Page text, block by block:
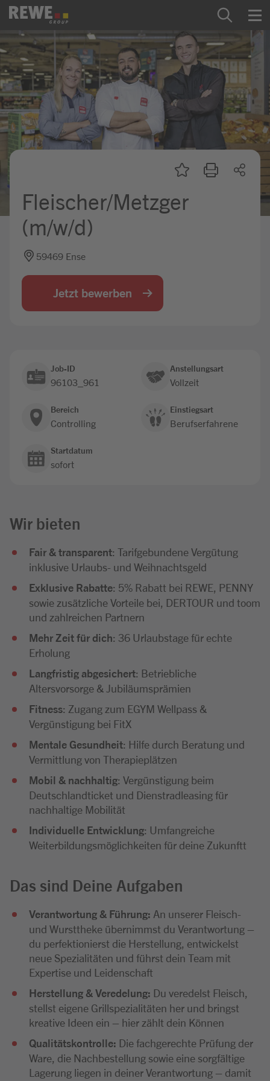
Zum Inhalt springen
Startseite
REWE Group als Arbeitgeber
Ausbildung & Studium
Praktikum & Werkstudium
Mein Kandidat:innenprofil
Fleischer/Metzger
(m/w/d)
59469 Ense
Jetzt bewerben
Job-ID
96103_961
Anstellungsart
Vollzeit
Bereich
Controlling
Einstiegsart
Berufserfahrene
Startdatum
sofort
Wir bieten
Fair & transparent: Tarifgebundene Vergütung
inklusive Urlaubs- und Weihnachtsgeld
Exklusive Rabatte: 5% Rabatt bei REWE, PENNY
sowie zusätzliche Vorteile bei, DERTOUR und toom
und zahlreichen Partnern
Mehr Zeit für dich: 36 Urlaubstage für echte
Erholung
Langfristig abgesichert: Betriebliche
Altersvorsorge & Jubiläumsprämien
Fitness: Zugang zum EGYM Wellpass &
Vergünstigung bei FitX
Mentale Gesundheit: Hilfe durch Beratung und
Vermittlung von Therapieplätzen
Mobil & nachhaltig: Vergünstigung beim
Deutschlandticket und Dienstradleasing für
nachhaltige Mobilität
Individuelle Entwicklung: Umfangreiche
Weiterbildungsmöglichkeiten für deine Zukunftt
Das sind Deine Aufgaben
Verantwortung & Führung: An unserer Fleisch-
und Wursttheke übernimmst du Verantwortung –
du perfektionierst die Herstellung, entwickelst
neue Spezialitäten und führst dein Team mit
Expertise und Leidenschaft
Herstellung & Veredelung: Du veredelst Fleisch,
stellst eigene Grillspezialitäten her und bringst
kreative Ideen ein – hier zählt dein Können
Qualitätskontrolle: Die fachgerechte Prüfung der
Ware, die Nachbestellung sowie eine sorgfältige
Lagerung liegen in deiner Verantwortung – damit